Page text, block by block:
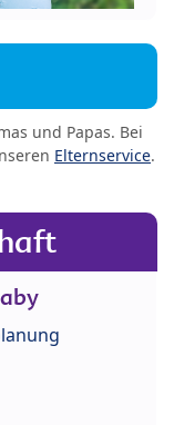
und Papas. Bei
Elternservice.